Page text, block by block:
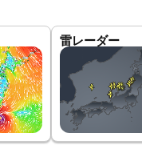
雷レーダー